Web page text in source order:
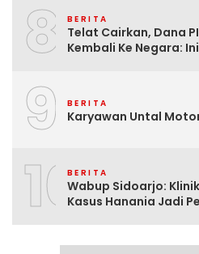
8 BERITA
Telat Cairkan, Dana
Kembali Ke Negara: Ini
9 BERITA
Karyawan Untal
10BERITA
Wabup Sidoarjo:
Kasus Hanania Jadi